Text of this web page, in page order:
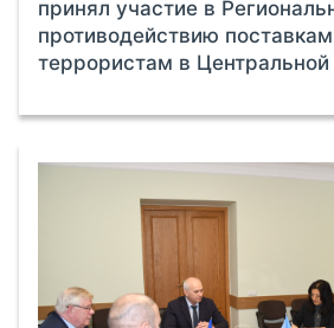
принял участие в
противодействию
террористам в Центральной